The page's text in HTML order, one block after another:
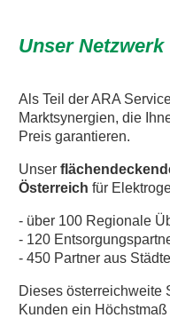
Unser Netzwerk
Als Teil der ARA
Marktsynergien, die
Preis garantieren.
Unser
Österreich für
- über 100 Regionale
- 120
- 450 Partner aus
Dieses österreichweite
Kunden ein